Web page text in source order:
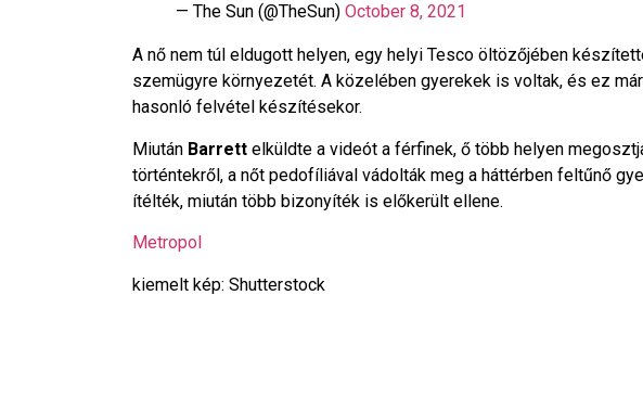
— The Sun (@TheSun) October 8, 2021
A nő nem túl eldugott helyen, egy helyi Tesco öltözőjében
szemügyre környezetét. A közelében gyerekek is voltak, és ez
hasonló felvétel készítésekor.
Miután Barrett elküldte a videót a férfinek, ő több helyen
történtekről, a nőt pedofíliával vádolták meg a háttérben feltűnő
ítélték, miután több bizonyíték is előkerült ellene.
Metropol
kiemelt kép: Shutterstock